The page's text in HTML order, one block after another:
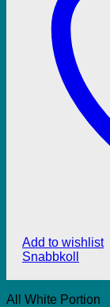
Add to wishlist
Snabbkoll
All White Portion